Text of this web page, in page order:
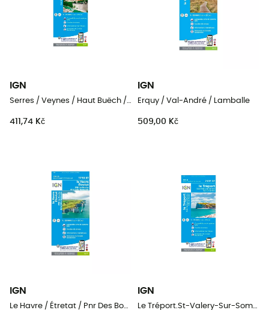
IGN
411,74 Kč
IGN
Erquy / Val-André / Lamballe
509,00 Kč
IGN IGN